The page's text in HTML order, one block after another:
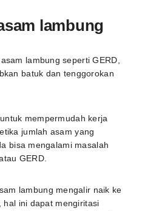
lambung
lambung seperti GERD,
batuk dan tenggorokan
mempermudah kerja
jumlah asam yang
bisa mengalami masalah
GERD.
lambung mengalir naik ke
hal ini dapat mengiritasi